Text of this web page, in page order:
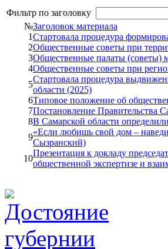
Фильтр по заголовку
№Заголовок материала
1Стартовала процедура
2Общественные советы при
3Общественные палаты (советы)
4Общественные советы при
5
Стартовала процедура
области (2025)
6Типовое положение об
7Постановление Правительства
8В Самарской области
9
«Если любишь свой дом –
Сызранский)
10
Презентация к докладу
общественной экспертизе и